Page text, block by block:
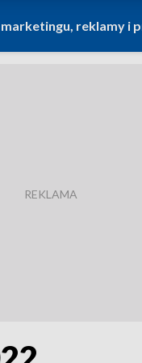
marketingu, reklamy i